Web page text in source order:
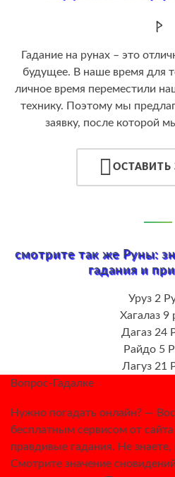
Гадание на рунах – это
будущее. В наше время для
личное время переместили
технику. Поэтому мы
заявку, после которой
ОСТАВИТЬ
смотрите так же Руны:
гадания и
Уруз 2
Хагалаз 9
Дагаз 24
Райдо 5
Лагуз 21
Вопрос-Гадалке
Нужно погадать онлайн? —
бесплатным сервисом от
правдивые гадания. Не знаете,
Смотрите значение